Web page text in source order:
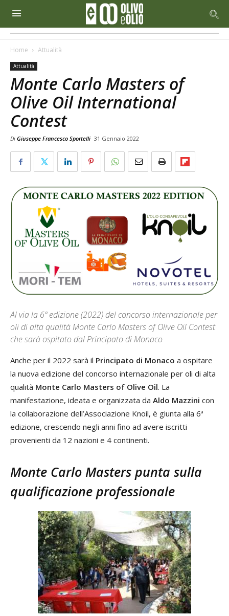
Home Attualità
Attualità
Monte Carlo Masters of
Olive Oil International
Contest
Di Giuseppe Francesco Sportelli 31 Gennaio 2022
Al via la 6ª edizione (2022) del concorso internazionale per
oli di alta qualità Monte Carlo Masters of Olive Oil Contest
che sarà ospitato dal Principato di Monaco
Anche per il 2022 sarà il Principato di Monaco a ospitare
la nuova edizione del concorso internazionale per oli di alta
qualità Monte Carlo Masters of Olive Oil. La
manifestazione, ideata e organizzata da Aldo Mazzini con
la collaborazione dell’Associazione Knoil, è giunta alla 6ª
edizione, crescendo negli anni fino ad avere iscritti
provenienti da 12 nazioni e 4 continenti.
Monte Carlo Masters punta sulla
qualificazione professionale